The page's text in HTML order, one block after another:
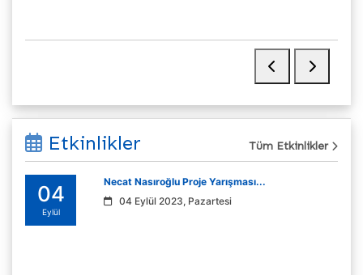
Etkinlikler Tüm Etkinlikler
04
Eylül
Necat Nasıroğlu Proje Yarışması...
04 Eylül 2023, Pazartesi